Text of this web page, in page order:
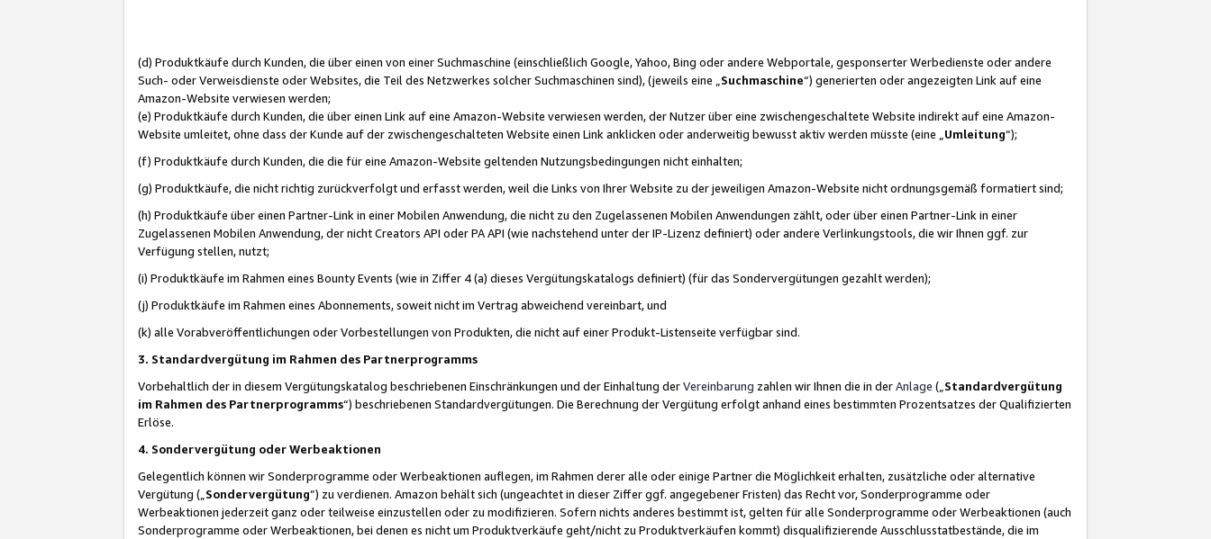
(d) Produktkäufe durch Kunden, die über einen von einer Suchmaschine (einschließlich Google, Yahoo, Bing oder andere Webportale, gesponserter Werbedienste oder andere
Such- oder Verweisdienste oder Websites, die Teil des Netzwerkes solcher Suchmaschinen sind), (jeweils eine „ Suchmaschine“) generierten oder angezeigten Link auf eine
Amazon-Website verwiesen werden;
(e) Produktkäufe durch Kunden, die über einen Link auf eine Amazon-Website verwiesen werden, der Nutzer über eine zwischengeschaltete Website indirekt auf eine Amazon-
Website umleitet, ohne dass der Kunde auf der zwischengeschalteten Website einen Link anklicken oder anderweitig bewusst aktiv werden müsste (eine „ Umleitung“);
(f) Produktkäufe durch Kunden, die die für eine Amazon-Website geltenden Nutzungsbedingungen nicht einhalten;
(g) Produktkäufe, die nicht richtig zurückverfolgt und erfasst werden, weil die Links von Ihrer Website zu der jeweiligen Amazon-Website nicht ordnungsgemäß formatiert sind;
(h) Produktkäufe über einen Partner-Link in einer Mobilen Anwendung, die nicht zu den Zugelassenen Mobilen Anwendungen zählt, oder über einen Partner-Link in einer
Zugelassenen Mobilen Anwendung, der nicht Creators API oder PA API (wie nachstehend unter der IP-Lizenz definiert) oder andere Verlinkungstools, die wir Ihnen ggf. zur
Verfügung stellen, nutzt;
(i) Produktkäufe im Rahmen eines Bounty Events (wie in Ziffer 4 (a) dieses Vergütungskatalogs definiert) (für das Sondervergütungen gezahlt werden);
(j) Produktkäufe im Rahmen eines Abonnements, soweit nicht im Vertrag abweichend vereinbart, und
(k) alle Vorabveröffentlichungen oder Vorbestellungen von Produkten, die nicht auf einer Produkt-Listenseite verfügbar sind.
3. Standardvergütung im Rahmen des Partnerprogramms
Vorbehaltlich der in diesem Vergütungskatalog beschriebenen Einschränkungen und der Einhaltung derVereinbarung zahlen wir Ihnen die in derAnlage („ Standardvergütung
im Rahmen des Partnerprogramms“) beschriebenen Standardvergütungen. Die Berechnung der Vergütung erfolgt anhand eines bestimmten Prozentsatzes der Qualifizierten
Erlöse.
4. Sondervergütung oder Werbeaktionen
Gelegentlich können wir Sonderprogramme oder Werbeaktionen auflegen, im Rahmen derer alle oder einige Partner die Möglichkeit erhalten, zusätzliche oder alternative
Vergütung („ Sondervergütung”) zu verdienen. Amazon behält sich (ungeachtet in dieser Ziffer ggf. angegebener Fristen) das Recht vor, Sonderprogramme oder
Werbeaktionen jederzeit ganz oder teilweise einzustellen oder zu modifizieren. Sofern nichts anderes bestimmt ist, gelten für alle Sonderprogramme oder Werbeaktionen (auch
Sonderprogramme oder Werbeaktionen, bei denen es nicht um Produktverkäufe geht/nicht zu Produktverkäufen kommt) disqualifizierende Ausschlusstatbestände, die im